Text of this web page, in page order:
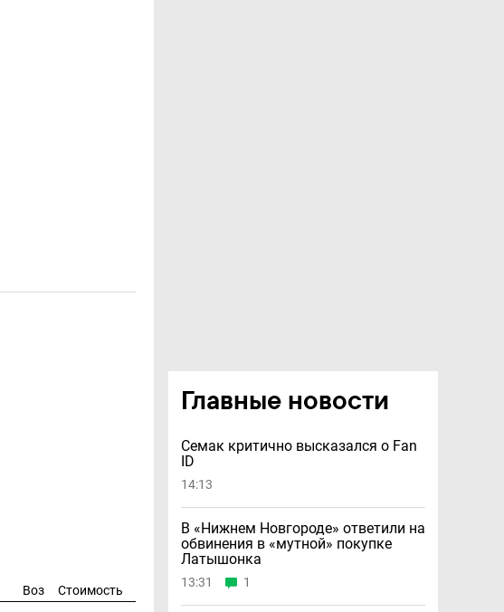
Воз Стоимость
Главные новости
Семак критично высказался о Fan
ID
14:13
В «Нижнем Новгороде» ответили на
обвинения в «мутной» покупке
Латышонка
13:31 1